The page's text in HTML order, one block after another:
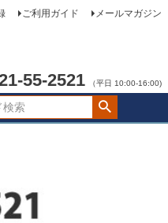
ご利用ガイド メールマガジン
55-2521 （平日 10:00-16:00)